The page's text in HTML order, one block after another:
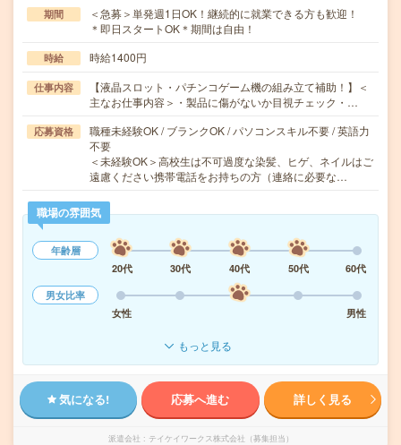
期間
＜急募＞単発週1日OK！継続的に就業できる方も歓迎！
＊即日スタートOK＊期間は自由！
時給 時給1400円
仕事内容
【液晶スロット・パチンコゲーム機の組み立て補助！】＜
主なお仕事内容＞・製品に傷がないか目視チェック・…
応募資格
職種未経験OK / ブランクOK / パソコンスキル不要 / 英語力
不要
＜未経験OK＞高校生は不可過度な染髪、ヒゲ、ネイルはご
遠慮ください携帯電話をお持ちの方（連絡に必要な…
職場の雰囲気
年齢層
20代
30代 40代 50代
60代
男女比率
女性
男性
もっと見る
気になる! 応募へ進む 詳しく見る
派遣会社 テイケイワークス株式会社（募集担当）